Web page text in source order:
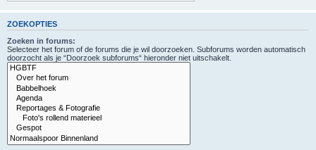
ZOEKOPTIES
Zoeken in forums:
Selecteer het forum of de forums die je wil doorzoeken. Subforums worden automatisch
doorzocht als je “Doorzoek subforums“ hieronder niet uitschakelt.